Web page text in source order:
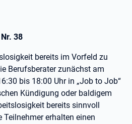
38
bereits im Vorfeld zu
Berufsberater zunächst am
bis 18:00 Uhr in „Job to Job“
Kündigung oder baldigem
bereits sinnvoll
erhalten einen